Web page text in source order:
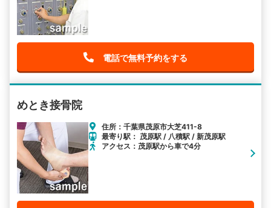
電話で無料予約をする
めとき接骨院
住所：千葉県茂原市大芝411-8
最寄り駅： 茂原駅 / 八積駅 / 新茂原駅
アクセス：茂原駅から車で4分